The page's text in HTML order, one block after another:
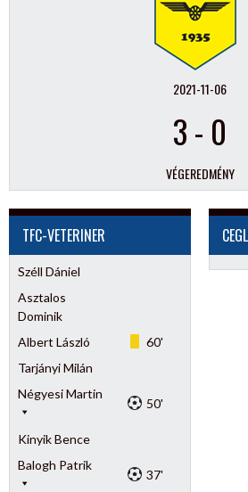
2021-11-06
3- 0
VÉGEREDMÉNY
TFC-VETERINER
Széll Dániel
Asztalos
Dominik
Albert László
60'
Tarjányi Milán
Négyesi Martin
50'
Kinyik Bence
Balogh Patrik
37'